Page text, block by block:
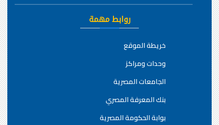
روابط مهمة
خريطة الموقع
وحدات ومراكز
الجامعات المصرية
بنك المعرفة المصري
بوابة الحكومة المصرية